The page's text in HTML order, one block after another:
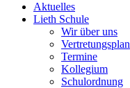
Aktuelles
Lieth Schule
Wir über uns
Vertretungsplan
Termine
Kollegium
Schulordnung